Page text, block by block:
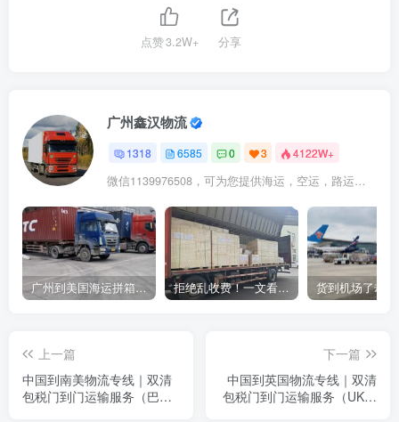
点赞3.2W+ 分享
广州鑫汉物流
1318 6585 0 3 4122W+
微信1139976508，可为您提供海运，空运，路运，铁路运输
广州到美国海运拼箱多少钱？2024年最新运费构成+隐藏费用避坑指南 拒绝乱收费！一文看懂中国货代计费套路，教你避开所有隐形坑
上一篇
中国到南美物流专线｜双清
包税门到门运输服务（巴西/
下一篇
中国到英国物流专线｜双清
包税门到门运输服务（UK全